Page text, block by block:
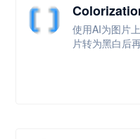
使用AI为图片
片转为黑白后